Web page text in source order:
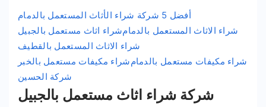
أفضل 5 شركة شراء الأثاث المستعمل بالدمام
شراء اثاث مستعمل بالجبيلشراء الاثاث المستعمل بالدمام
شراء الاثاث المستعمل بالقطيف
شراء مكيفات مستعمل بالخبرشراء مكيفات مستعمل بالدمام
شركة الحسين
شركة شراء اثاث مستعمل بالجبيل